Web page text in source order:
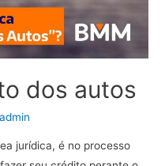
dos autos
admin
jurídica, é no processo